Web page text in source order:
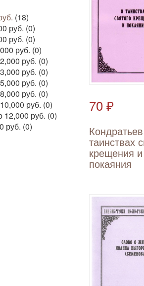
(18)
руб. (0)
руб. (0)
руб. (0)
руб. (0)
руб. (0)
руб. (0)
руб. (0)
руб. (0)
12,000 руб. (0)
руб. (0)
70 ₽
таинствах
крещения и
покаяния